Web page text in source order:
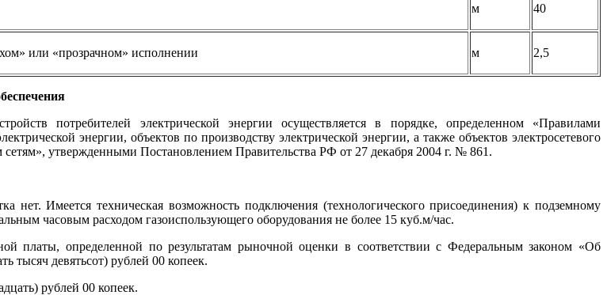
м 40
или «прозрачном» исполнении м 2,5
потребителей электрической энергии осуществляется в порядке, определенном «Правилами
энергии, объектов по производству электрической энергии, а также объектов электросетевого
утвержденными Постановлением Правительства РФ от 27 декабря 2004 г. № 861.
нет. Имеется техническая возможность подключения (технологического присоединения) к подземному
часовым расходом газоиспользующего оборудования не более 15 куб.м/час.
платы, определенной по результатам рыночной оценки в соответствии с Федеральным законом «Об
тысяч девятьсот) рублей 00 копеек.
рублей 00 копеек.